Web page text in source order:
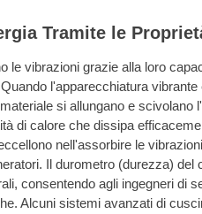
Tramite le
le vibrazioni grazie alla loro
l'apparecchiatura
si allungano e
di calore che dissipa
nell'assorbire le
Il durometro (durezza) del
consentendo agli ingegneri di
Alcuni sistemi avanzati di